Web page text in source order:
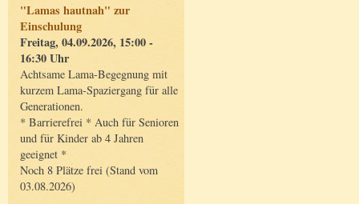
"Lamas hautnah" zur
Einschulung
Freitag, 04.09.2026, 15:00 -
16:30 Uhr
Achtsame Lama-Begegnung mit
kurzem Lama-Spaziergang für alle
Generationen.
* Barrierefrei * Auch für Senioren
und für Kinder ab 4 Jahren
geeignet *
Noch 8 Plätze frei (Stand vom
03.08.2026)